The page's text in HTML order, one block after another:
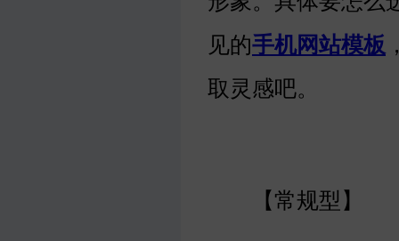
见的手机网站模板
取灵感吧。
【常规型】